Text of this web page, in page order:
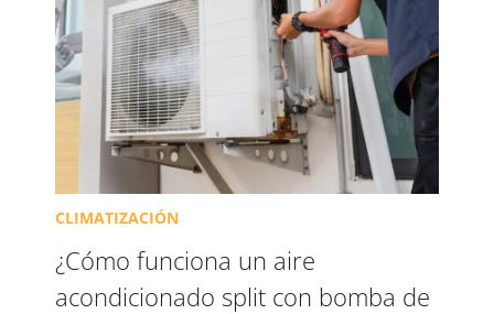
CLIMATIZACIÓN
¿Cómo funciona un aire
acondicionado split con bomba de